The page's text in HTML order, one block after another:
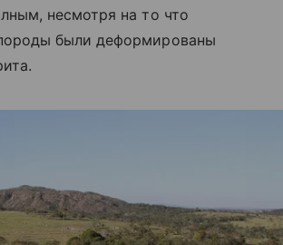
несмотря на то что
были деформированы